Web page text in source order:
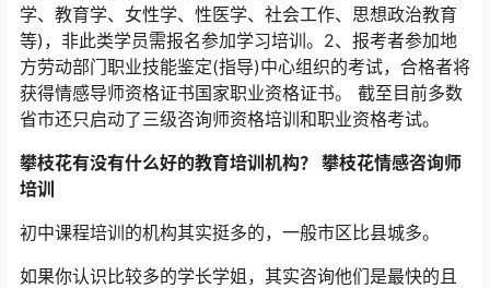
学、教育学、女性学、性医学、社会工作、思想政治教育
等)，非此类学员需报名参加学习培训。2、报考者参加地
方劳动部门职业技能鉴定(指导)中心组织的考试，合格者将
获得情感导师资格证书国家职业资格证书。 截至目前多数
省市还只启动了三级咨询师资格培训和职业资格考试。
攀枝花有没有什么好的教育培训机构？ 攀枝花情感咨询师
培训
初中课程培训的机构其实挺多的，一般市区比县城多。
如果你认识比较多的学长学姐，其实咨询他们是最快的且